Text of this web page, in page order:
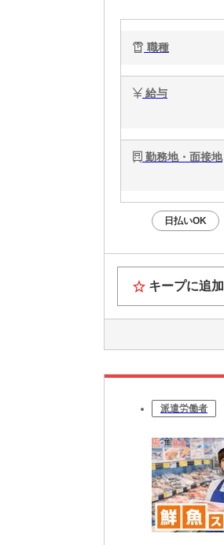
職種
給与
勤務地・面接地
日払いOK
キープに追加
派遣労働者